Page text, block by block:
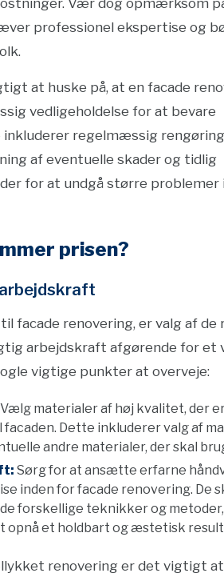
Vær dog opmærksom
professionel ekspertise og
at huske på, at en facade
vedligeholdelse for at bevare
regelmæssig
af eventuelle skader og tidlig
for at undgå større problemer
prisen?
facade renovering, er valg af
arbejdskraft afgørende for et
vigtige punkter at overveje:
Vælg materialer af høj kvalitet, der
Dette inkluderer valg af
andre materialer, der skal
Sørg for at ansætte erfarne
inden for facade renovering. De
forskellige teknikker og
opnå et holdbart og æstetisk
renovering er det vigtigt